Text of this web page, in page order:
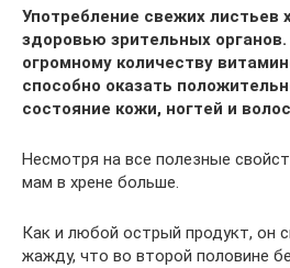
Употребление свежих листьев
здоровью зрительных органов.
огромному количеству
способно оказать
состояние кожи, ногтей и
Несмотря на все полезные
мам в хрене больше.
Как и любой острый продукт, он
жажду, что во второй половине